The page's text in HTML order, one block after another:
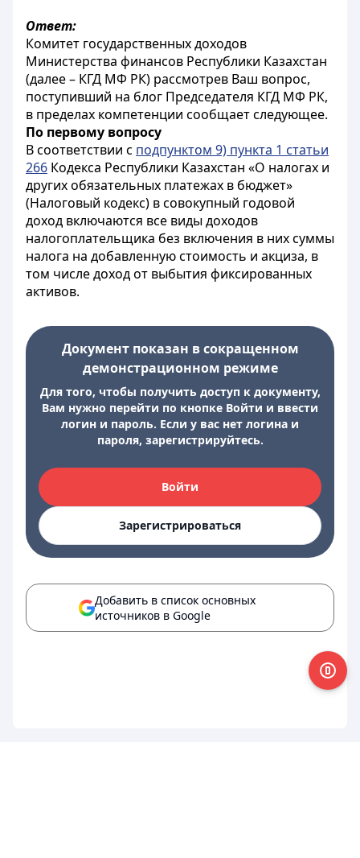
Ответ:
Комитет государственных доходов
Министерства финансов Республики Казахстан
(далее – КГД МФ РК) рассмотрев Ваш вопрос,
поступивший на блог Председателя КГД МФ РК,
в пределах компетенции сообщает следующее.
По первому вопросу
В соответствии с подпунктом 9) пункта 1 статьи
266 Кодекса Республики Казахстан «О налогах и
других обязательных платежах в бюджет»
(Налоговый кодекс) в совокупный годовой
доход включаются все виды доходов
налогоплательщика без включения в них суммы
налога на добавленную стоимость и акциза, в
том числе доход от выбытия фиксированных
активов.
Документ показан в сокращенном
демонстрационном режиме
Для того, чтобы получить доступ к документу,
Вам нужно перейти по кнопке Войти и ввести
логин и пароль. Если у вас нет логина и
пароля, зарегистрируйтесь.
Войти
Зарегистрироваться
Добавить в список основных
источников в Google